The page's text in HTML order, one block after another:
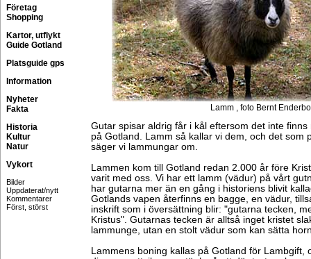
Företag
Shopping
Kartor, utflykt
Guide Gotland
Platsguide gps
Information
Nyheter
Fakta
Historia
Kultur
Natur
Vykort
Bilder
Uppdaterat/nytt
Kommentarer
Först, störst
Lamm , foto Bernt
Gutar spisar aldrig får i kål eftersom det inte
på Gotland. Lamm så kallar vi dem, och det som
säger vi lammungar om.
Lammen kom till Gotland redan 2.000 år före
varit med oss. Vi har ett lamm (vädur) på vårt
har gutarna mer än en gång i historiens blivit
Gotlands vapen återfinns en bagge, en vädur,
inskrift som i översättning blir: "gutarna tecken,
Kristus". Gutarnas tecken är alltså inget kristet
lammunge, utan en stolt vädur som kan sätta
Lammens boning kallas på Gotland för Lambgift,